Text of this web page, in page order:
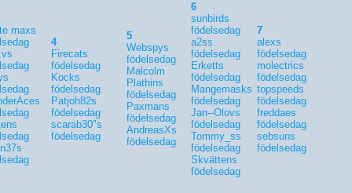
maxs
4
Firecats
födelsedag
Kocks
födelsedag
Patjoh82s
födelsedag
scarab30"s
födelsedag
5
Webspys
födelsedag
Malcolm
Plathins
födelsedag
Paxmans
födelsedag
AndreasXs
födelsedag
6
sunbirds
födelsedag
a2ss
födelsedag
Erketts
födelsedag
Mangemasks
födelsedag
Jan--Olovs
födelsedag
Tommy_ss
födelsedag
Skvättens
födelsedag
7
alexs
födelsedag
molectrics
födelsedag
topspeeds
födelsedag
freddaes
födelsedag
sebsuns
födelsedag